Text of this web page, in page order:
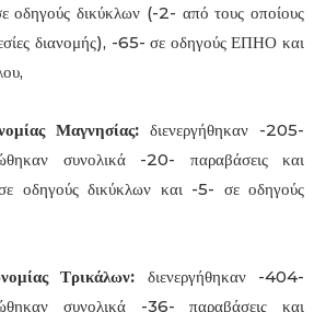
οδηγούς δικύκλων (-2- από τους οποίους
διανομής), -65- σε οδηγούς ΕΠΗΟ και
Μαγνησίας: διενεργήθηκαν -205-
συνολικά -20- παραβάσεις και
οδηγούς δικύκλων και -5- σε οδηγούς
Τρικάλων: διενεργήθηκαν -404-
συνολικά -36- παραβάσεις και